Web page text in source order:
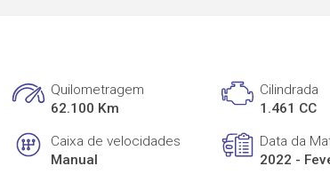
Quilometragem
62.100 Km
Cilindrada
1.461 CC
Caixa de velocidades
Manual
Data da
2022 -